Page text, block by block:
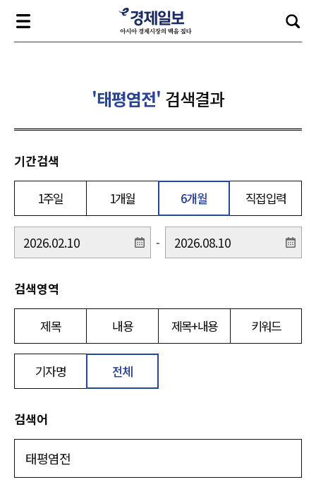
'태평염전' 검색결과
기간검색
1주일 1개월 6개월 직접입력
-
검색영역
제목 내용 제목+내용 키워드
기자명 전체
검색어